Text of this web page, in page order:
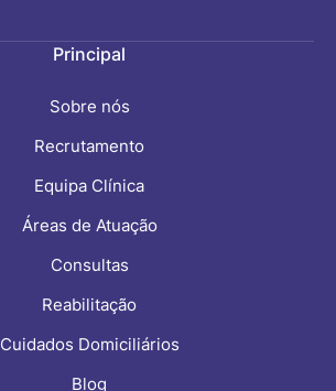
Principal
Sobre nós
Recrutamento
Equipa Clínica
Áreas de Atuação
Consultas
Reabilitação
Cuidados Domiciliários
Blog